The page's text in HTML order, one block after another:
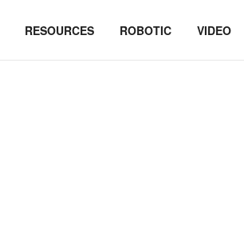
RESOURCES ROBOTIC VIDEO